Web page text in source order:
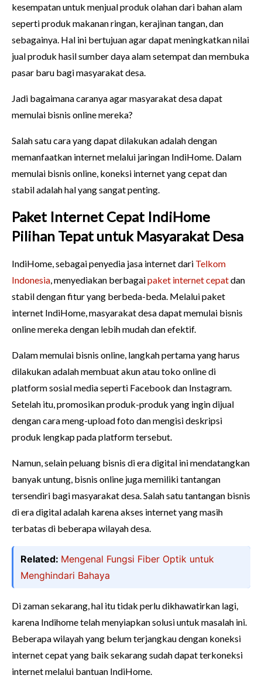
kesempatan untuk menjual produk olahan dari bahan alam
seperti produk makanan ringan, kerajinan tangan, dan
sebagainya. Hal ini bertujuan agar dapat meningkatkan nilai
jual produk hasil sumber daya alam setempat dan membuka
pasar baru bagi masyarakat desa.
Jadi bagaimana caranya agar masyarakat desa dapat
memulai bisnis online mereka?
Salah satu cara yang dapat dilakukan adalah dengan
memanfaatkan internet melalui jaringan IndiHome. Dalam
memulai bisnis online, koneksi internet yang cepat dan
stabil adalah hal yang sangat penting.
Paket Internet Cepat IndiHome
Pilihan Tepat untuk Masyarakat Desa
IndiHome, sebagai penyedia jasa internet dari Telkom
Indonesia , menyediakan berbagaipaket internet cepatdan
stabil dengan fitur yang berbeda-beda. Melalui paket
internet IndiHome, masyarakat desa dapat memulai bisnis
online mereka dengan lebih mudah dan efektif.
Dalam memulai bisnis online, langkah pertama yang harus
dilakukan adalah membuat akun atau toko online di
platform sosial media seperti Facebook dan Instagram.
Setelah itu, promosikan produk-produk yang ingin dijual
dengan cara meng-upload foto dan mengisi deskripsi
produk lengkap pada platform tersebut.
Namun, selain peluang bisnis di era digital ini mendatangkan
banyak untung, bisnis online juga memiliki tantangan
tersendiri bagi masyarakat desa. Salah satu tantangan bisnis
di era digital adalah karena akses internet yang masih
terbatas di beberapa wilayah desa.
Related: Mengenal Fungsi Fiber Optik untuk
Menghindari Bahaya
Di zaman sekarang, hal itu tidak perlu dikhawatirkan lagi,
karena Indihome telah menyiapkan solusi untuk masalah ini.
Beberapa wilayah yang belum terjangkau dengan koneksi
internet cepat yang baik sekarang sudah dapat terkoneksi
internet melalui bantuan IndiHome.